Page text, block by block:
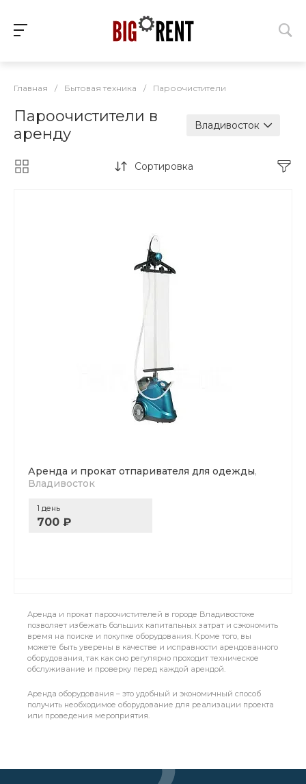
Главная / Бытовая техника / Пароочистители
Пароочистители в
аренду
Владивосток
Сортировка
Аренда и прокат отпаривателя для одежды,
Владивосток
1 день
700 ₽
Аренда и прокат пароочистителей в городе Владивостоке
позволяет избежать больших капитальных затрат и сэкономить
время на поиске и покупке оборудования. Кроме того, вы
можете быть уверены в качестве и исправности арендованного
оборудования, так как оно регулярно проходит техническое
обслуживание и проверку перед каждой арендой.
Аренда оборудования – это удобный и экономичный способ
получить необходимое оборудование для реализации проекта
или проведения мероприятия.